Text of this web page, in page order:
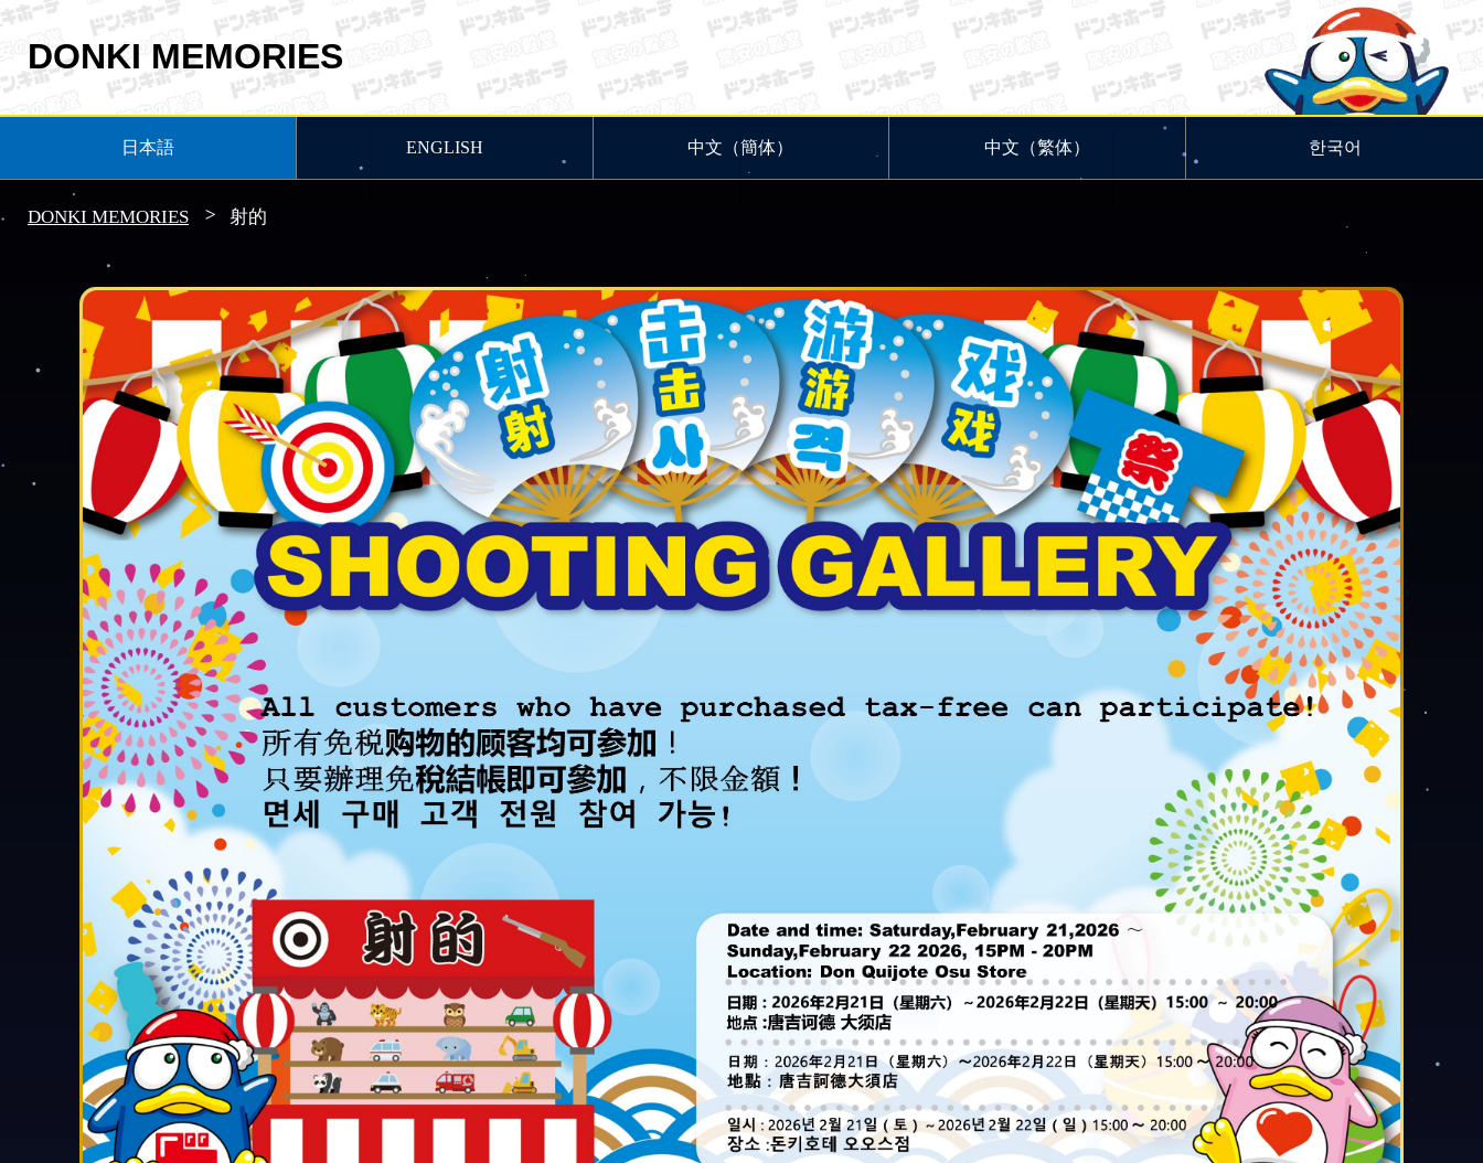
DONKI MEMORIES
日本語 ENGLISH 中文（簡体） 中文（繁体） 한국어
DONKI MEMORIES 射的